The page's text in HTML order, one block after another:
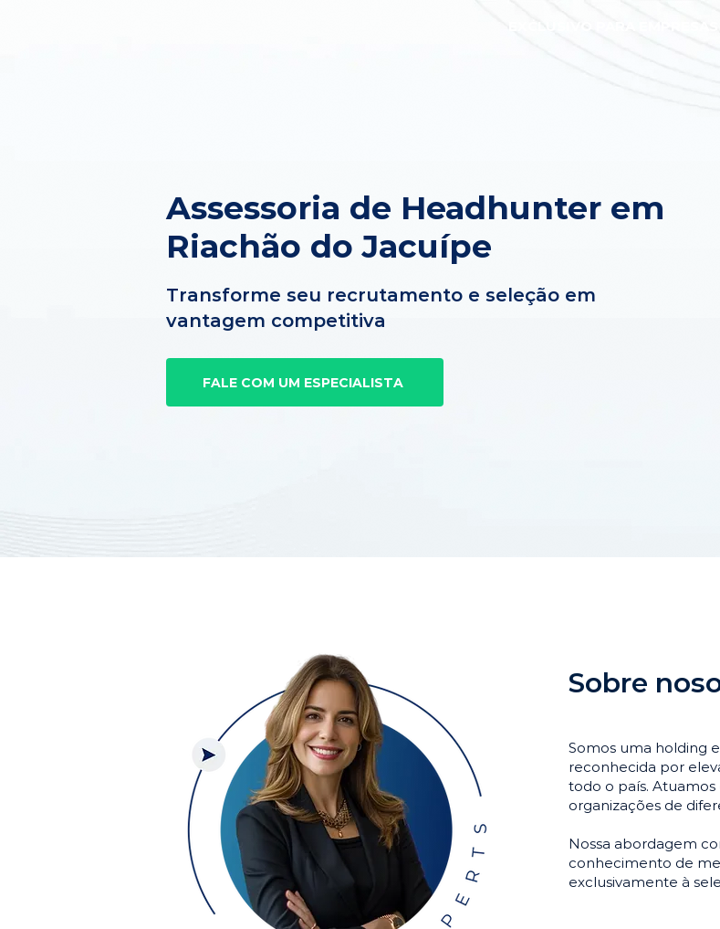
Assessoria de Headhunter em
Riachão do Jacuípe
Transforme seu recrutamento e seleção em
vantagem competitiva
FALE COM UM ESPECIALISTA
Sobre
Somos uma holding
reconhecida por
todo o país.
organizações de
Nossa abordagem
conhecimento de
exclusivamente à